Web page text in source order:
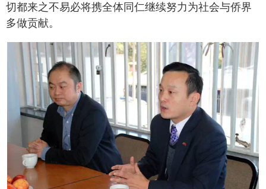
切都来之不易必将携全体同仁继续努力为社会与侨界
多做贡献。